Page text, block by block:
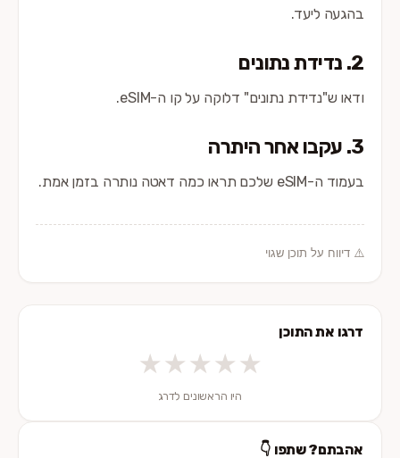
בהגעה ליעד.
2. נדידת נתונים
ודאו ש"נדידת נתונים" דלוקה על קו ה-eSIM.
3. עקבו אחר היתרה
בעמוד ה-eSIM שלכם תראו כמה דאטה נותרה בזמן אמת.
⚠️ דיווח על תוכן שגוי
דרגו את התוכן
★★★★★
היו הראשונים לדרג
אהבתם? שתפו 👇